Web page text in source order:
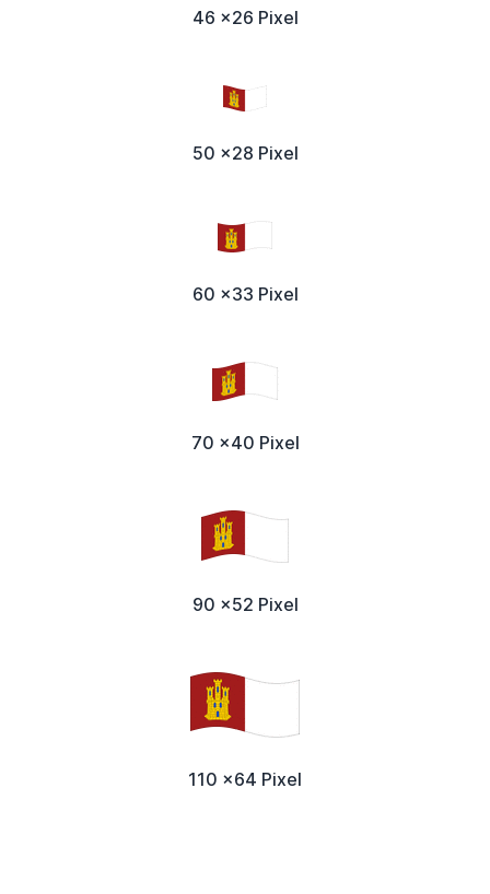
46 x26 Pixel
50 x28 Pixel
60 x33 Pixel
70 x40 Pixel
90 x52 Pixel
110 x64 Pixel